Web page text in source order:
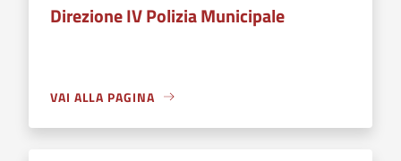
Direzione IV Polizia Municipale
VAI ALLA PAGINA